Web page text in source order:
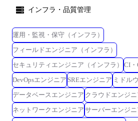
業務全般(顧客が指定する業務を、顧客の事業
た、人事規程に従って出向を命じることがあ
める業務を含む) 想定されるプロジェクト ・
化、簡略化に向けた生成AI適合PJ ・自動運転
理ソフトウェアの設計 ・HILSや検証装置を
いた検証 ・クラウドを活用した自動運転領域
プリ/システム開発PJ ・クラウドを活用した
リ/システム開発PJ ・医療用分析装置(血液・
置、検体検査自動化システム等)のGUI設計開
インフラ・品質管理
運用・監視・保守（インフラ）
フィールドエンジニア（インフラ）
セキュリティエンジニア（インフラ）
CI
DevOpsエンジニア SREエンジニア ミドル
データベースエンジニア クラウドエンジニ
ネットワークエンジニア サーバーエンジニ